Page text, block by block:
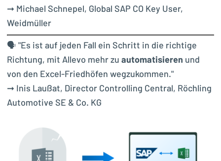
➞ Michael Schnepel, Global SAP CO Key User,
Weidmüller
🗣 "Es ist auf jeden Fall ein Schritt in die richtige
Richtung, mit Allevo mehr zu automatisieren und
von den Excel-Friedhöfen wegzukommen."
➞ Inis Laußat, Director Controlling Central, Röchling
Automotive SE & Co. KG